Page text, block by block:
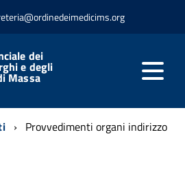
dei
e degli
Massa
Provvedimenti organi indirizzo